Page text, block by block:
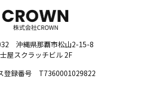
沖縄県那覇市松山2-15-8
屋スクラッチビル 2F
登録番号 T7360001029822